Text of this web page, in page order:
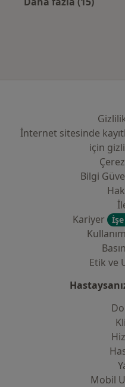
İnternet sitesinde
i̇çin
Bilgi
Kariyer
Etik ve
Mobil